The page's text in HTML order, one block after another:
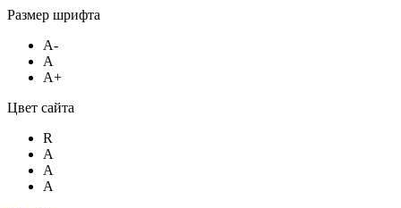
Размер шрифта
A-
A
A+
Цвет сайта
R
A
A
A